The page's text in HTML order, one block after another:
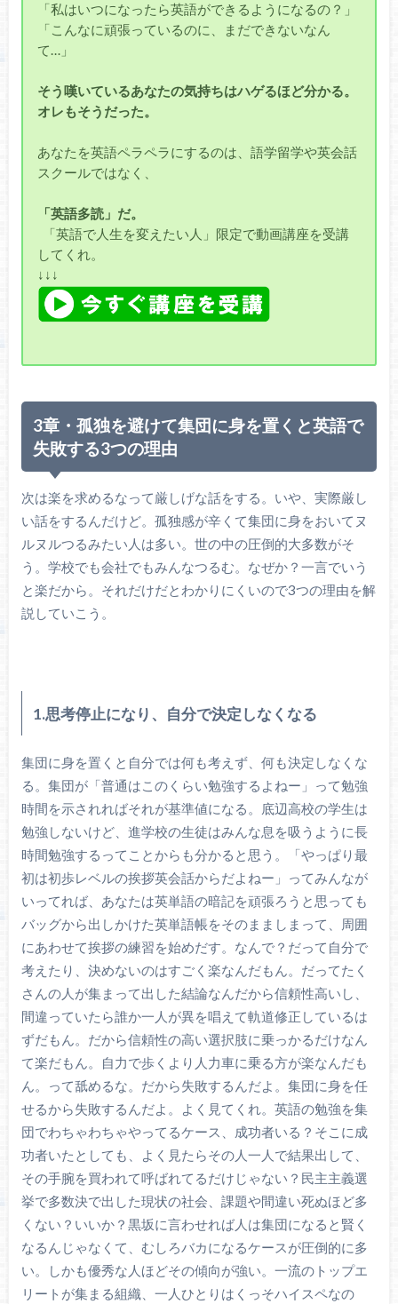
「私はいつになったら英語ができるようになるの？」
「こんなに頑張っているのに、まだできないなん
て…」
そう嘆いているあなたの気持ちはハゲるほど分かる。
オレもそうだった。
あなたを英語ペラペラにするのは、語学留学や英会話
スクールではなく、
「英語多読」だ。
「英語で人生を変えたい人」限定で動画講座を受講
してくれ。
↓↓↓
3章・孤独を避けて集団に身を置くと英語で
失敗する3つの理由
次は楽を求めるなって厳しげな話をする。いや、実際厳し
い話をするんだけど。孤独感が辛くて集団に身をおいてヌ
ルヌルつるみたい人は多い。世の中の圧倒的大多数がそ
う。学校でも会社でもみんなつるむ。なぜか？一言でいう
と楽だから。それだけだとわかりにくいので3つの理由を解
説していこう。
1.思考停止になり、自分で決定しなくなる
集団に身を置くと自分では何も考えず、何も決定しなくな
る。集団が「普通はこのくらい勉強するよねー」って勉強
時間を示されればそれが基準値になる。底辺高校の学生は
勉強しないけど、進学校の生徒はみんな息を吸うように長
時間勉強するってことからも分かると思う。「やっぱり最
初は初歩レベルの挨拶英会話からだよねー」ってみんなが
いってれば、あなたは英単語の暗記を頑張ろうと思っても
バッグから出しかけた英単語帳をそのまましまって、周囲
にあわせて挨拶の練習を始めだす。なんで？だって自分で
考えたり、決めないのはすごく楽なんだもん。だってたく
さんの人が集まって出した結論なんだから信頼性高いし、
間違っていたら誰か一人が異を唱えて軌道修正しているは
ずだもん。だから信頼性の高い選択肢に乗っかるだけなん
て楽だもん。自力で歩くより人力車に乗る方が楽なんだも
ん。って舐めるな。だから失敗するんだよ。集団に身を任
せるから失敗するんだよ。よく見てくれ。英語の勉強を集
団でわちゃわちゃやってるケース、成功者いる？そこに成
功者いたとしても、よく見たらその人一人で結果出して、
その手腕を買われて呼ばれてるだけじゃない？民主主義選
挙で多数決で出した現状の社会、課題や間違い死ぬほど多
くない？いいか？黒坂に言わせれば人は集団になると賢く
なるんじゃなくて、むしろバカになるケースが圧倒的に多
い。しかも優秀な人ほどその傾向が強い。一流のトップエ
リートが集まる組織、一人ひとりはくっそハイスペなの